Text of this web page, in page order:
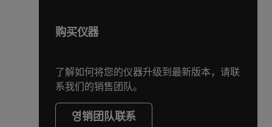
购买仪器
了解如何将您的仪器升级到最新版本，请联
系我们的销售团队。
영销团队联系